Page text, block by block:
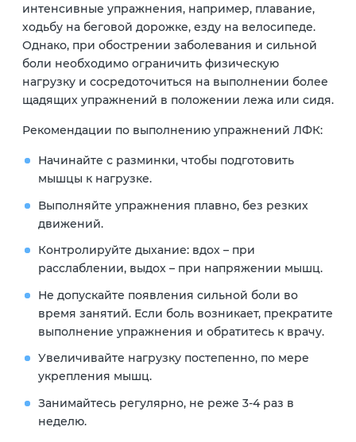
интенсивные упражнения, например, плавание,
ходьбу на беговой дорожке, езду на велосипеде.
Однако, при обострении заболевания и сильной
боли необходимо ограничить физическую
нагрузку и сосредоточиться на выполнении более
щадящих упражнений в положении лежа или сидя.
Рекомендации по выполнению упражнений ЛФК:
Начинайте с разминки, чтобы подготовить
мышцы к нагрузке.
Выполняйте упражнения плавно, без резких
движений.
Контролируйте дыхание: вдох – при
расслаблении, выдох – при напряжении мышц.
Не допускайте появления сильной боли во
время занятий. Если боль возникает, прекратите
выполнение упражнения и обратитесь к врачу.
Увеличивайте нагрузку постепенно, по мере
укрепления мышц.
Занимайтесь регулярно, не реже 3-4 раз в
неделю.